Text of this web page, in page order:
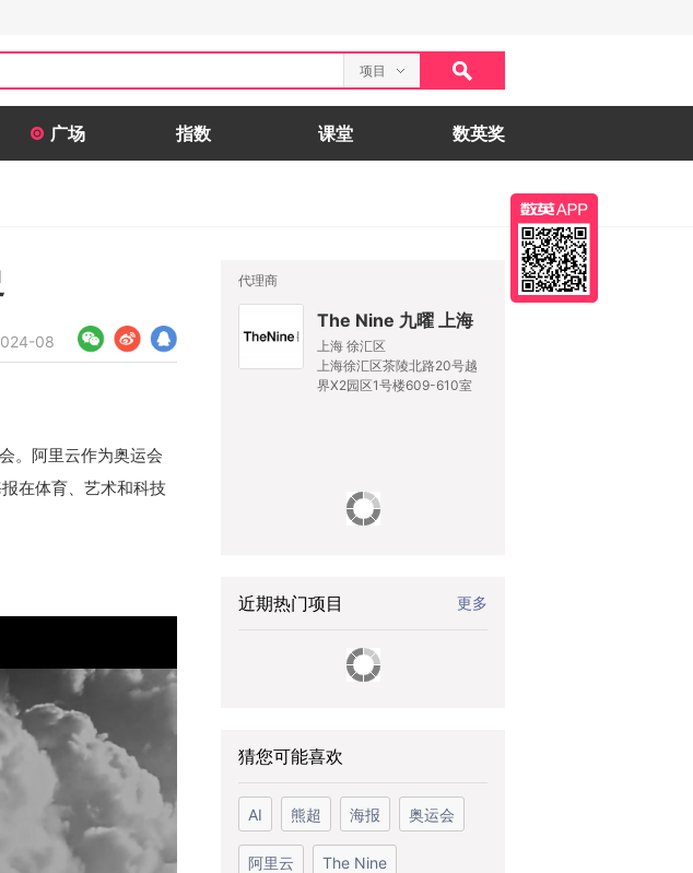
项目
广场 指数 课堂 数英奖
08
。阿里云作为奥运会
在体育、艺术和科技
代理商
The Nine 九曜 上海
上海 徐汇区
上海徐汇区茶陵北路20号越
界X2园区1号楼609-610室
近期热门项目 更多
猜您可能喜欢
AI 熊超 海报 奥运会
阿里云 The Nine